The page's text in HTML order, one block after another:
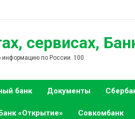
сервисах,
информацию по России. 100
банк Документы
«Открытие» Совкомбанк